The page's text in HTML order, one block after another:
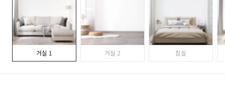
거실 1 거실 2 침실